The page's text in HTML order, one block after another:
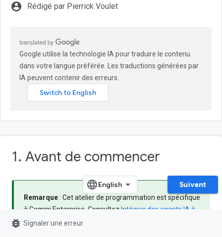
account_circle Rédigé par Pierrick Voulet
Google utilise la technologie IA pour traduire le contenu
dans votre langue préférée. Les traductions générées par
IA peuvent contenir des erreurs.
1. Avant de commencer
Remarque: Cet atelier de programmation est spécifique
à Gemini Enterprise. Consultez Intégrer des agents IA à
Google Workspaceet
Suivant
bug_report Signaler une erreur